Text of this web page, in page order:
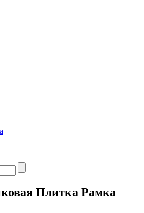
Плитка Рамка